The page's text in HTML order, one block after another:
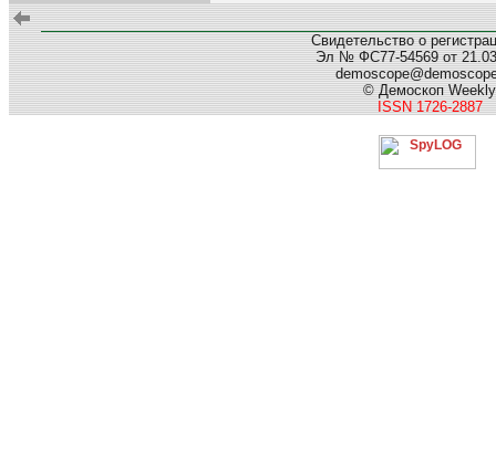
Свидетельство о
Эл № ФС77-54569 от
© Демоскоп Weekly
ISSN 1726-2887